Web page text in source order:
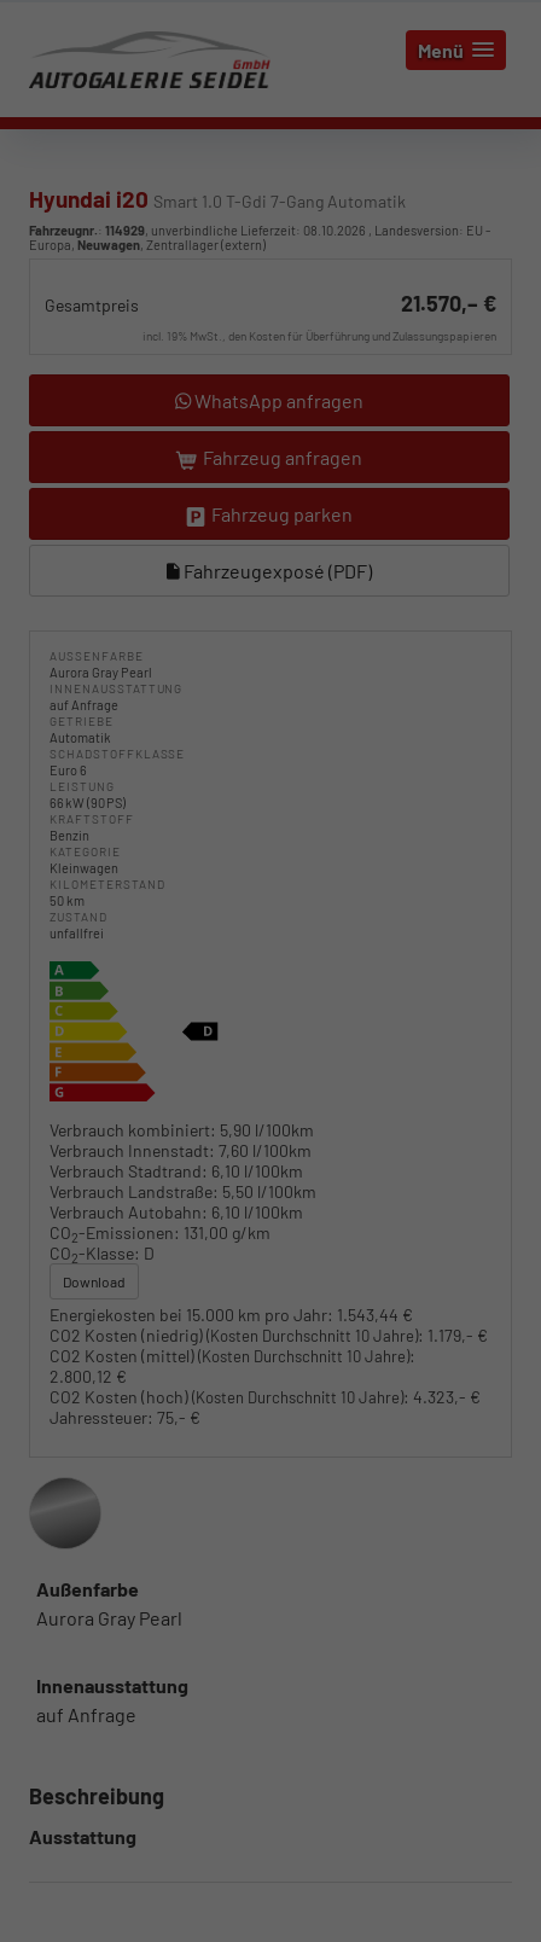
Menü
Hyundai i20 Smart 1.0 T-Gdi 7-Gang Automatik
Fahrzeugnr.: 114929, unverbindliche Lieferzeit: 08.10.2026 , Landesversion: EU -
Europa, Neuwagen, Zentrallager (extern)
Gesamtpreis 21.570,– €
incl. 19% MwSt., den Kosten für Überführung und Zulassungspapieren
WhatsApp anfragen
Fahrzeug anfragen
Fahrzeug parken
Fahrzeugexposé (PDF)
AUSSENFARBE
Aurora Gray Pearl
INNENAUSSTATTUNG
auf Anfrage
GETRIEBE
Automatik
SCHADSTOFFKLASSE
Euro 6
LEISTUNG
66 kW (90 PS)
KRAFTSTOFF
Benzin
KATEGORIE
Kleinwagen
KILOMETERSTAND
50 km
ZUSTAND
unfallfrei
Verbrauch kombiniert: 5,90 l/100km
Verbrauch Innenstadt: 7,60 l/100km
Verbrauch Stadtrand: 6,10 l/100km
Verbrauch Landstraße: 5,50 l/100km
Verbrauch Autobahn: 6,10 l/100km
CO2-Emissionen: 131,00 g/km
CO2-Klasse: D
Download
Energiekosten bei 15.000 km pro Jahr: 1.543,44 €
CO2 Kosten (niedrig)(Kosten Durchschnitt 10 Jahre): 1.179,- €
CO2 Kosten (mittel)(Kosten Durchschnitt 10 Jahre):
2.800,12 €
CO2 Kosten (hoch)(Kosten Durchschnitt 10 Jahre): 4.323,- €
Jahressteuer: 75,- €
Außenfarbe
Aurora Gray Pearl
Innenausstattung
auf Anfrage
Beschreibung
Ausstattung